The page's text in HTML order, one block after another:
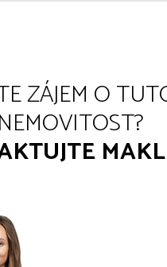
ZÁJEM O
NEMOVITOST?